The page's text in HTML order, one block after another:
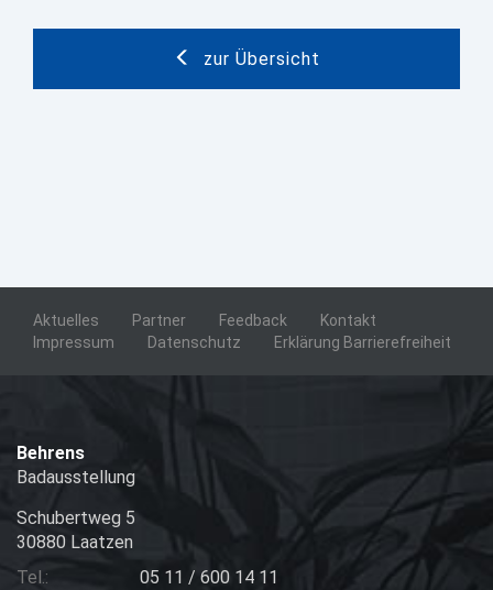
zur Übersicht
Aktuelles Partner Feedback
Kontakt
Impressum
Datenschutz Erklärung Barrierefreiheit
Behrens
Badausstellung
Schubertweg 5
30880 Laatzen
Tel.:
05 11 / 600 14 11